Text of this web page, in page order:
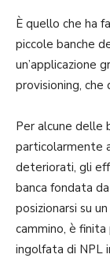
È quello che ha
piccole banche
un’applicazione
provisioning,
Per alcune delle
particolarmente
deteriorati, gli
banca fondata
posizionarsi su
cammino, è finita
ingolfata di NPL